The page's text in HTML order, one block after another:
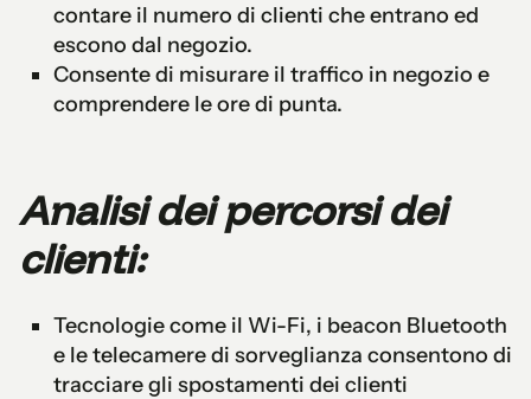
contare il numero di clienti che entrano ed
escono dal negozio.
Consente di misurare il traffico in negozio e
comprendere le ore di punta.
Analisi dei percorsi dei
clienti:
Tecnologie come il Wi-Fi, i beacon Bluetooth
e le telecamere di sorveglianza consentono di
tracciare gli spostamenti dei clienti